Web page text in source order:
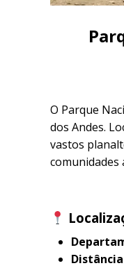
O Parque
dos Andes.
vastos
comunidades